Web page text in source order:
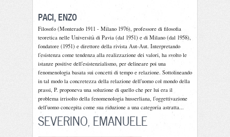
PACI, ENZO
Filosofo (Monterado 1911 - Milano 1976), professore di filosofia
teoretica nelle Università di Pavia (dal 1951) e di Milano (dal 1958),
fondatore (1951) e direttore della rivista Aut-Aut. Interpretando
l'esistenza come tendenza alla realizzazione dei valori, ha svolto le
istanze positive dell'esistenzialismo, per delineare poi una
fenomenologia basata sui concetti di tempo e relazione. Sottolineando
in tal modo la concretezza della relazione dell'uomo col mondo della
prassi, P. proponeva una soluzione di quello che per lui era il
problema irrisolto della fenomenologia husserliana, l'oggettivazione
dell'uomo concepita come sua riduzione a una categoria astratta...
SEVERINO, EMANUELE